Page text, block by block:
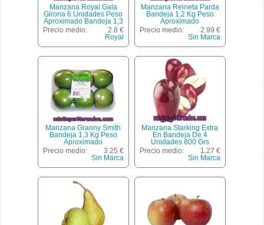
Manzana Royal Gala
Girona 6 Unidades Peso
Aproximado Bandeja 1,3
Kg
Precio medio:
2.8 €
Royal
Manzana Reineta Parda
Bandeja 1,2 Kg Peso
Aproximado
Precio medio:
2.99 €
Sin Marca
Manzana Granny Smith
Bandeja 1,3 Kg Peso
Aproximado
Precio medio:
3.25 €
Sin Marca
Manzana Starking Extra
En Bandeja De 4
Unidades 800 Grs
Precio medio:
1.27 €
Sin Marca